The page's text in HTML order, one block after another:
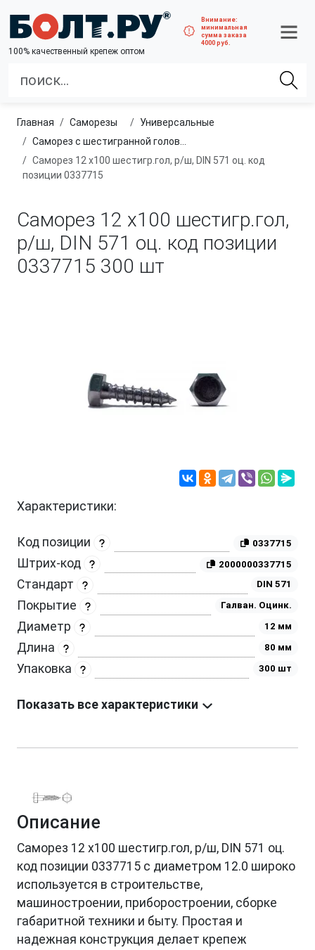
100% качественный крепеж оптом
Внимание:
минимальная
сумма заказа
4000 руб.
Главная саморезы
универсальные
Саморез с шестигранной головкой, редкая резьба, глухарь
Саморез 12 х100 шестигр.гол, р/ш, DIN 571 оц. код
позиции 0337715
Саморез 12 х100 шестигр.гол,
р/ш, DIN 571 оц. код позиции
0337715 300 шт
Характеристики:
Код позиции 0337715
Штрих-код 2000000337715
Стандарт DIN 571
Покрытие Галван. Оцинк.
Диаметр 12 мм
Длина 80 мм
Упаковка 300 шт
Показать все характеристики
Описание
Саморез 12 х100 шестигр.гол, р/ш, DIN 571 оц.
код позиции 0337715 с диаметром 12.0 широко
используется в строительстве,
машиностроении, приборостроении, сборке
габаритной техники и быту. Простая и
надежная конструкция делает крепеж